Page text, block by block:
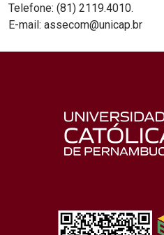
Telefone: (81) 2119.4010.
E-mail: assecom@unicap.br